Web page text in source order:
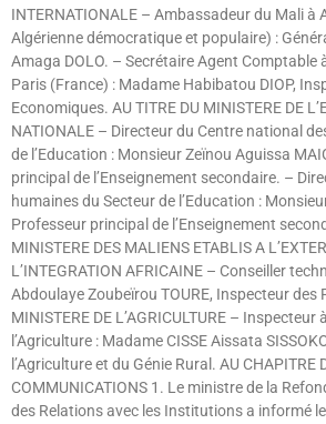
INTERNATIONALE – Ambassadeur du Mali à
Algérienne démocratique et populaire) :
Amaga DOLO. – Secrétaire Agent Comptable
Paris (France) : Madame Habibatou DIOP,
Economiques. AU TITRE DU MINISTERE DE
NATIONALE – Directeur du Centre national
de l’Education : Monsieur Zeïnou Aguissa
principal de l’Enseignement secondaire. –
humaines du Secteur de l’Education :
Professeur principal de l’Enseignement
MINISTERE DES MALIENS ETABLIS A
L’INTEGRATION AFRICAINE – Conseiller
Abdoulaye Zoubeïrou TOURE, Inspecteur des
MINISTERE DE L’AGRICULTURE – Inspecteur
l’Agriculture : Madame CISSE Aissata
l’Agriculture et du Génie Rural. AU CHAPITRE
COMMUNICATIONS 1. Le ministre de la
des Relations avec les Institutions a informé